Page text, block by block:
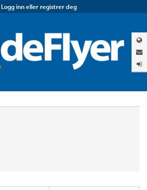
Logg inn eller registrer deg